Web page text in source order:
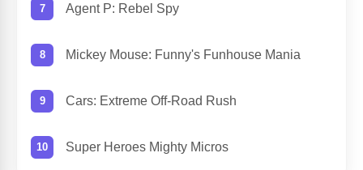
Agent P: Rebel Spy
Mickey Mouse: Funny's Funhouse Mania
Cars: Extreme Off-Road Rush
Super Heroes Mighty Micros